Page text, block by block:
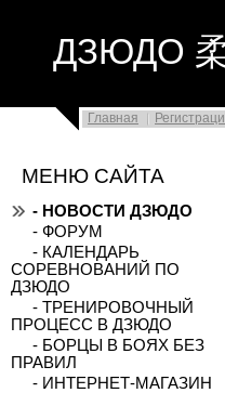
ДЗЮДО 柔
Главная
МЕНЮ САЙТА
- НОВОСТИ ДЗЮДО
- ФОРУМ
- КАЛЕНДАРЬ
СОРЕВНОВАНИЙ ПО
ДЗЮДО
- ТРЕНИРОВОЧНЫЙ
ПРОЦЕСС В ДЗЮДО
- БОРЦЫ В БОЯХ БЕЗ
ПРАВИЛ
- ИНТЕРНЕТ-МАГАЗИН